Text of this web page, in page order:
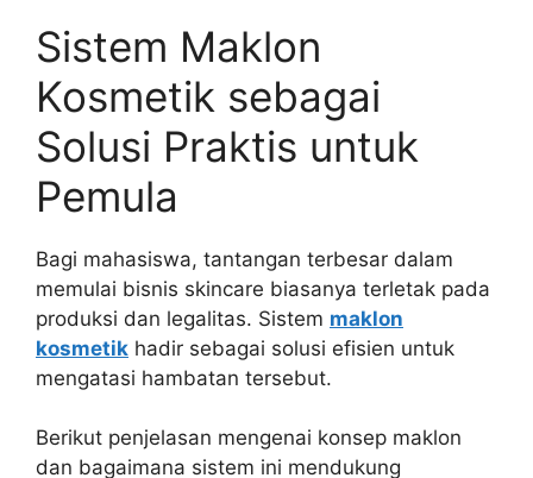
Sistem Maklon
Kosmetik sebagai
Solusi Praktis untuk
Pemula
Bagi mahasiswa, tantangan terbesar dalam
memulai bisnis skincare biasanya terletak pada
produksi dan legalitas. Sistem maklon
kosmetik hadir sebagai solusi efisien untuk
mengatasi hambatan tersebut.
Berikut penjelasan mengenai konsep maklon
dan bagaimana sistem ini mendukung